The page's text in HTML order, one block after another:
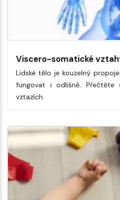
Viscero-somatické
Lidské tělo je kouzelný
fungovat i odlišně. Přečtěte
vztazích.